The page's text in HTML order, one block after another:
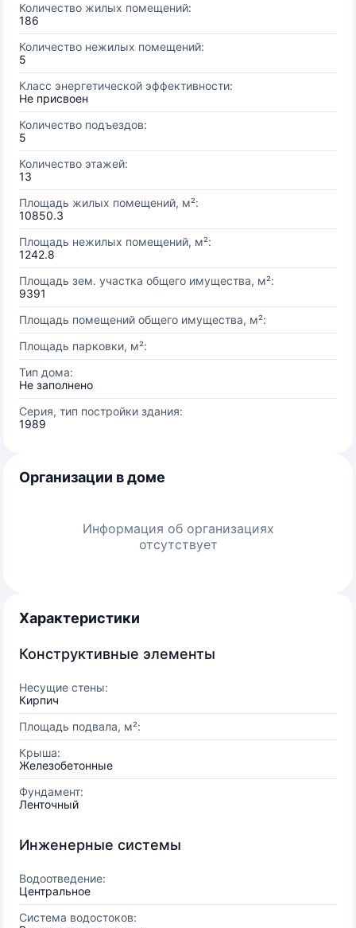
Количество жилых помещений:
186
Количество нежилых помещений:
5
Класс энергетической эффективности:
Не присвоен
Количество подъездов:
5
Количество этажей:
13
Площадь жилых помещений, м²:
10850.3
Площадь нежилых помещений, м²:
1242.8
Площадь зем. участка общего имущества, м²:
9391
Площадь помещений общего имущества, м²:
Площадь парковки, м²:
Тип дома:
Не заполнено
Серия, тип постройки здания:
1989
Организации в доме
Информация об организациях
отсутствует
Характеристики
Конструктивные элементы
Несущие стены:
Кирпич
Площадь подвала, м²:
Крыша:
Железобетонные
Фундамент:
Ленточный
Инженерные системы
Водоотведение:
Центральное
Система водостоков: